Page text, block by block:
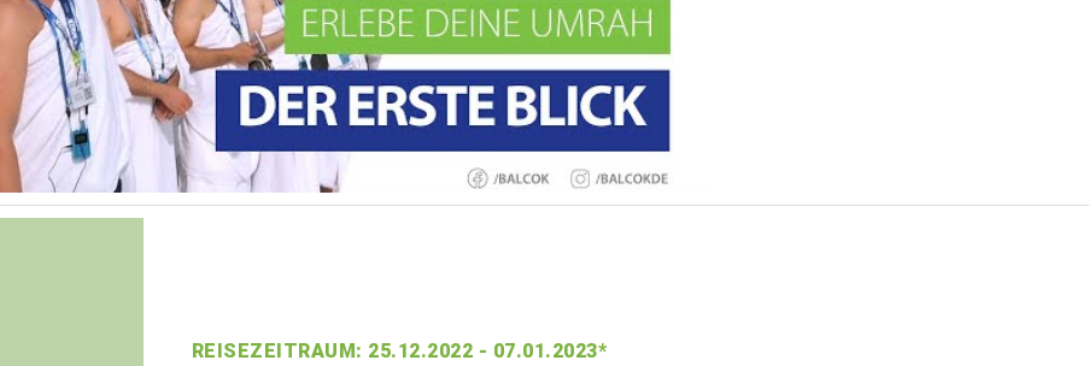
REISEZEITRAUM: 25.12.2022 - 07.01.2023*